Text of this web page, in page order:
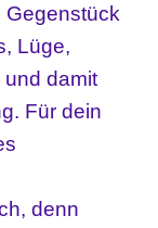
Gegenstück
Lüge,
damit
Für dein
denn